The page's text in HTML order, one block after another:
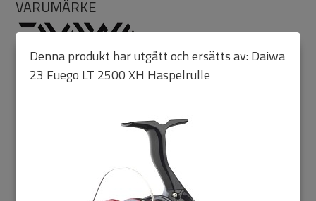
Denna produkt har utgått och ersätts av: Daiwa
23 Fuego LT 2500 XH Haspelrulle
men starkare rullkropp. LT-tekniken ger inte bara förbättrad känsla
och kraft . Den kompakta rullkroppen rymmer trots sin storlek
VARUMÄRKE
PRODUKTFAKTA
Abborrfiske>
Allmänt Sommarfiske
Fiskerullar>Abborrfiske
Fiskerullar>Allmänt sommarfiske
Fiskerullar>Gäddfiske